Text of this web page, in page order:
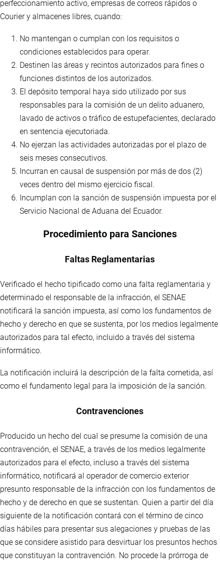
perfeccionamiento activo, empresas de correos rápidos o
Courier y almacenes libres, cuando:
No mantengan o cumplan con los requisitos o
condiciones establecidos para operar.
Destinen las áreas y recintos autorizados para fines o
funciones distintos de los autorizados.
El depósito temporal haya sido utilizado por sus
responsables para la comisión de un delito aduanero,
lavado de activos o tráfico de estupefacientes, declarado
en sentencia ejecutoriada.
No ejerzan las actividades autorizadas por el plazo de
seis meses consecutivos.
Incurran en causal de suspensión por más de dos (2)
veces dentro del mismo ejercicio fiscal.
Incumplan con la sanción de suspensión impuesta por el
Servicio Nacional de Aduana del Ecuador.
Procedimiento para Sanciones
Faltas Reglamentarias
Verificado el hecho tipificado como una falta reglamentaria y
determinado el responsable de la infracción, el SENAE
notificará la sanción impuesta, así como los fundamentos de
hecho y derecho en que se sustenta, por los medios legalmente
autorizados para tal efecto, incluido a través del sistema
informático.
La notificación incluirá la descripción de la falta cometida, así
como el fundamento legal para la imposición de la sanción.
Contravenciones
Producido un hecho del cual se presume la comisión de una
contravención, el SENAE, a través de los medios legalmente
autorizados para el efecto, incluso a través del sistema
informático, notificará al operador de comercio exterior
presunto responsable de la infracción con los fundamentos de
hecho y de derecho en que se sustentan. Quien a partir del día
siguiente de la notificación contará con el término de cinco
días hábiles para presentar sus alegaciones y pruebas de las
que se considere asistido para desvirtuar los presuntos hechos
que constituyan la contravención. No procede la prórroga de